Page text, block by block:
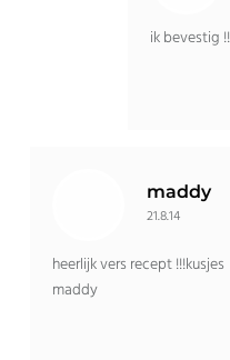
ik bevestig
maddy
21.8.14
heerlijk vers recept !!!kusjes
maddy